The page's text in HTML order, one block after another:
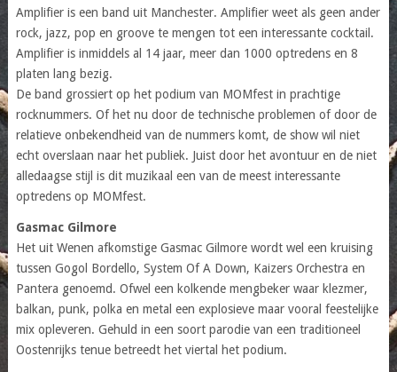
Amplifier is een band uit Manchester. Amplifier weet als geen ander
rock, jazz, pop en groove te mengen tot een interessante cocktail.
Amplifier is inmiddels al 14 jaar, meer dan 1000 optredens en 8
platen lang bezig.
De band grossiert op het podium van MOMfest in prachtige
rocknummers. Of het nu door de technische problemen of door de
relatieve onbekendheid van de nummers komt, de show wil niet
echt overslaan naar het publiek. Juist door het avontuur en de niet
alledaagse stijl is dit muzikaal een van de meest interessante
optredens op MOMfest.
Gasmac Gilmore
Het uit Wenen afkomstige Gasmac Gilmore wordt wel een kruising
tussen Gogol Bordello, System Of A Down, Kaizers Orchestra en
Pantera genoemd. Ofwel een kolkende mengbeker waar klezmer,
balkan, punk, polka en metal een explosieve maar vooral feestelijke
mix opleveren. Gehuld in een soort parodie van een traditioneel
Oostenrijks tenue betreedt het viertal het podium.